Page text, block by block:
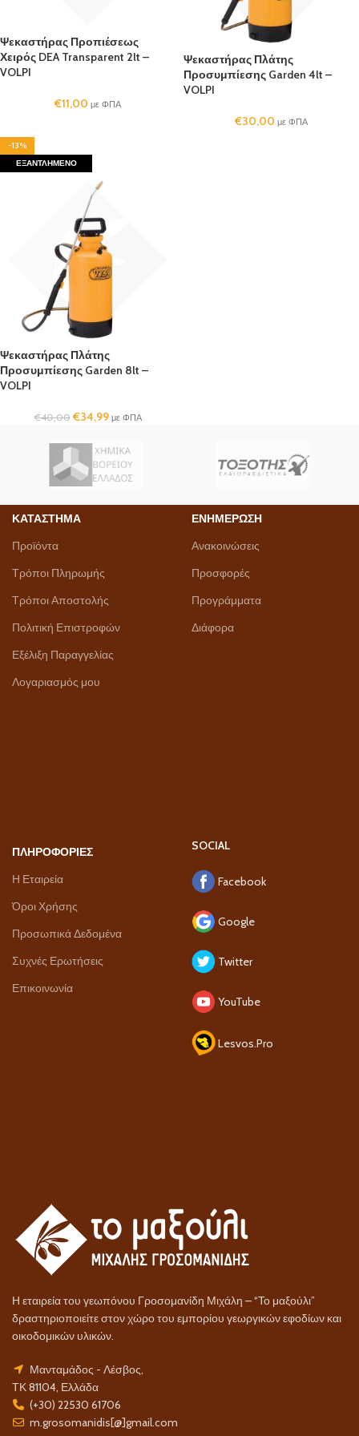
Ψεκαστήρας Προπιέσεως
Χειρός DEA Transparent 2lt –
VOLPI
€11,00 με ΦΠΑ
Ψεκαστήρας Πλάτης
Προσυμπίεσης Garden 4lt –
VOLPI
€30,00 με ΦΠΑ
-13%
ΕΞΑΝΤΛΗΜΈΝΟ
Ψεκαστήρας Πλάτης
Προσυμπίεσης Garden 8lt –
VOLPI
€40,00 €34,99 με ΦΠΑ
ΚΑΤΑΣΤΗΜΑ
Προϊόντα
Τρόποι Πληρωμής
Τρόποι Αποστολής
Πολιτική Επιστροφών
Εξέλιξη Παραγγελίας
Λογαριασμός μου
ΕΝΗΜΕΡΩΣΗ
Ανακοινώσεις
Προσφορές
Προγράμματα
Διάφορα
ΠΛΗΡΟΦΟΡΙΕΣ
Η Εταιρεία
Όροι Χρήσης
Προσωπικά Δεδομένα
Συχνές Ερωτήσεις
Επικοινωνία
SOCIAL
Facebook
Google
Twitter
YouTube
Lesvos.Pro
Η εταιρεία του γεωπόνου Γροσομανίδη Μιχάλη – “Το μαξούλι”
δραστηριοποιείτε στον χώρο του εμπορίου γεωργικών εφοδίων και
οικοδομικών υλικών.
Μανταμάδος - Λέσβος,
ΤΚ 81104, Ελλάδα
(+30) 22530 61706
m.grosomanidis[@]gmail.com